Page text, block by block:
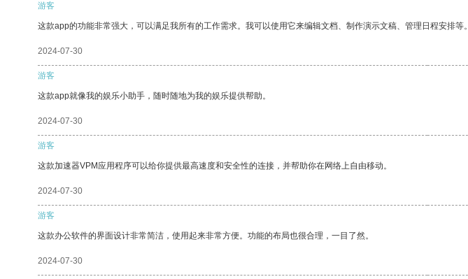
游客
这款app的功能非常强大，可以满足我所有的工作需求。我可以使用它来编辑文档、制作演示文稿、管理日程安排等。
2024-07-30
游客
这款app就像我的娱乐小助手，随时随地为我的娱乐提供帮助。
2024-07-30
游客
这款加速器VPM应用程序可以给你提供最高速度和安全性的连接，并帮助你在网络上自由移动。
2024-07-30
游客
这款办公软件的界面设计非常简洁，使用起来非常方便。功能的布局也很合理，一目了然。
2024-07-30